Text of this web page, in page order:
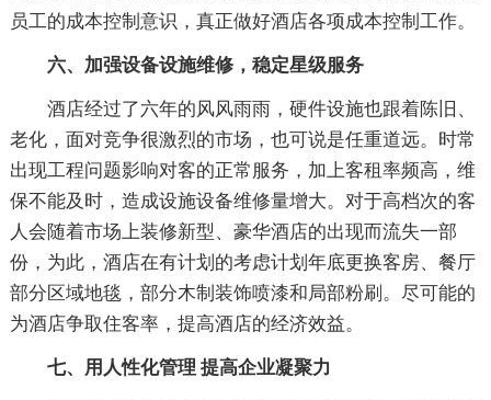
员工的成本控制意识，真正做好酒店各项成本控制工作。
六、加强设备设施维修，稳定星级服务
酒店经过了六年的风风雨雨，硬件设施也跟着陈旧、
老化，面对竞争很激烈的市场，也可说是任重道远。时常
出现工程问题影响对客的正常服务，加上客租率频高，维
保不能及时，造成设施设备维修量增大。对于高档次的客
人会随着市场上装修新型、豪华酒店的出现而流失一部
份，为此，酒店在有计划的考虑计划年底更换客房、餐厅
部分区域地毯，部分木制装饰喷漆和局部粉刷。尽可能的
为酒店争取住客率，提高酒店的经济效益。
七、用人性化管理 提高企业凝聚力